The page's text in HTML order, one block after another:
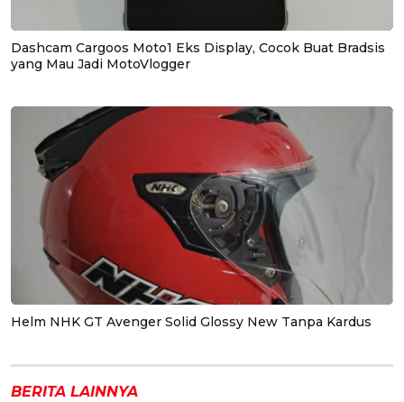
Dashcam Cargoos Moto1 Eks Display, Cocok Buat Bradsis
yang Mau Jadi MotoVlogger
Helm NHK GT Avenger Solid Glossy New Tanpa Kardus
BERITA LAINNYA